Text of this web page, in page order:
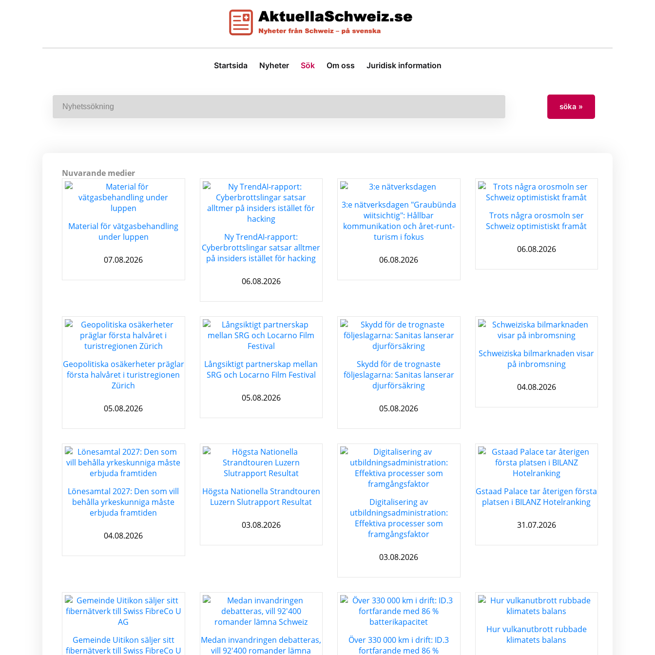
Startsida Nyheter Sök Om oss Juridisk information
Nuvarande medier
Material för vätgasbehandling
under luppen
07.08.2026
Ny TrendAI-rapport:
Cyberbrottslingar satsar alltmer
på insiders istället för hacking
06.08.2026
3:e nätverksdagen "Graubünda
wiitsichtig": Hållbar
kommunikation och året-runt-
turism i fokus
06.08.2026
Trots några orosmoln ser
Schweiz optimistiskt framåt
06.08.2026
Geopolitiska osäkerheter präglar
första halvåret i turistregionen
Zürich
05.08.2026
Långsiktigt partnerskap mellan
SRG och Locarno Film Festival
05.08.2026
Skydd för de trognaste
följeslagarna: Sanitas lanserar
djurförsäkring
05.08.2026
Schweiziska bilmarknaden visar
på inbromsning
04.08.2026
Lönesamtal 2027: Den som vill
behålla yrkeskunniga måste
erbjuda framtiden
04.08.2026
Högsta Nationella Strandtouren
Luzern Slutrapport Resultat
03.08.2026
Digitalisering av
utbildningsadministration:
Effektiva processer som
framgångsfaktor
03.08.2026
Gstaad Palace tar återigen första
platsen i BILANZ Hotelranking
31.07.2026
Gemeinde Uitikon säljer sitt
fibernätverk till Swiss FibreCo U
Medan invandringen debatteras,
vill 92'400 romander lämna
Över 330 000 km i drift: ID.3
fortfarande med 86 %
Hur vulkanutbrott rubbade
klimatets balans